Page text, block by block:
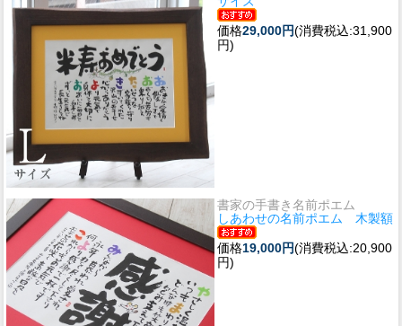
価格29,000円(消費税込:31,900
円)
書家の手書き名前ポエム
しあわせの名前ポエム 木製額
価格19,000円(消費税込:20,900
円)